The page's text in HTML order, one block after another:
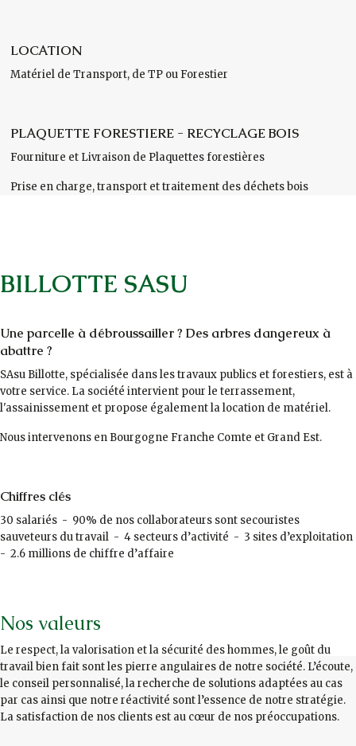
LOCATION
Matériel de Transport, de TP ou Forestier
PLAQUETTE FORESTIERE - RECYCLAGE BOIS
Fourniture et Livraison de Plaquettes forestières
Prise en charge, transport et traitement des déchets bois
BILLOTTE SASU
Une parcelle à débroussailler ? Des arbres dangereux à
abattre ?
SAsu Billotte, spécialisée dans les travaux publics et forestiers, est à
votre service. La société intervient pour le terrassement,
l'assainissement et propose également la location de matériel.
Nous intervenons en Bourgogne Franche Comte et Grand Est.
Chiffres clés
30 salariés - 90% de nos collaborateurs sont secouristes
sauveteurs du travail - 4 secteurs d’activité - 3 sites d’exploitation
- 2.6 millions de chiffre d’affaire
Nos valeurs
Le respect, la valorisation et la sécurité des hommes, le goût du
travail bien fait sont les pierre angulaires de notre société. L’écoute,
le conseil personnalisé, la recherche de solutions adaptées au cas
par cas ainsi que notre réactivité sont l’essence de notre stratégie.
La satisfaction de nos clients est au cœur de nos préoccupations.